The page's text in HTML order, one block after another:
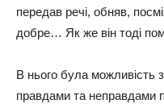
передав речі, обняв,
добре… Як же він тоді
В нього була можливість
правдами та неправдами